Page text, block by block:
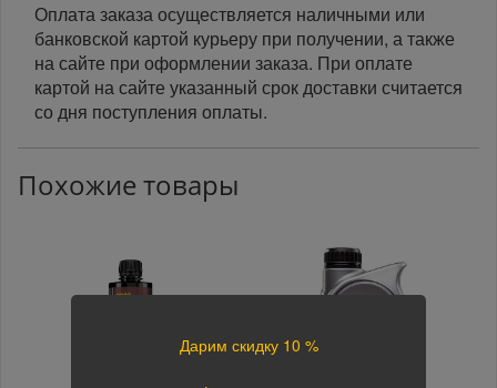
Оплата заказа осуществляется наличными или
банковской картой курьеру при получении, а также
на сайте при оформлении заказа. При оплате
картой на сайте указанный срок доставки считается
со дня поступления оплаты.
Похожие товары
Дарим скидку 10 %